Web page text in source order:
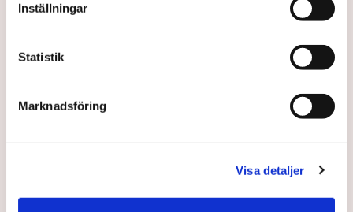
Inställningar
Statistik
Marknadsföring
Visa detaljer
Ledare: Frihetsreform blev
byråkratisk baksmälla